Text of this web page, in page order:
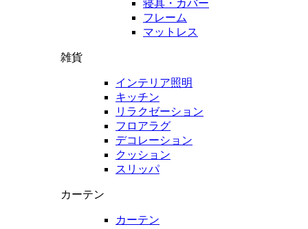
寝具・カバー
フレーム
マットレス
雑貨
インテリア照明
キッチン
リラクゼーション
フロアラグ
デコレーション
クッション
スリッパ
カーテン
カーテン